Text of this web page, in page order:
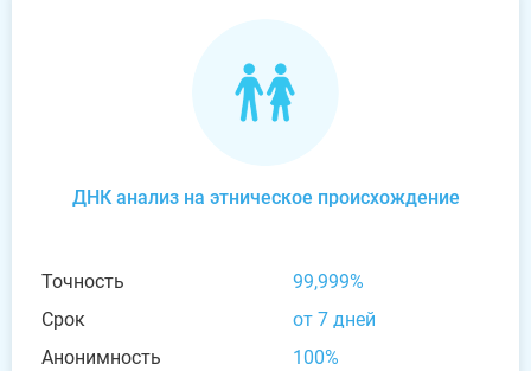
ДНК анализ на этническое происхождение
Точность
99,999%
Срок
от 7 дней
Анонимность
100%